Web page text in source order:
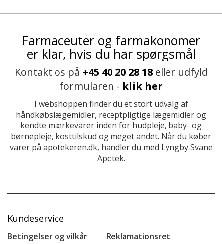
Farmaceuter og farmakonomer
er klar, hvis du har spørgsmål
Kontakt os på +45 40 20 28 18eller udfyld
formularen - klik her
I webshoppen finder du et stort udvalg af
håndkøbslægemidler, receptpligtige lægemidler og
kendte mærkevarer inden for hudpleje, baby- og
børnepleje, kosttilskud og meget andet. Når du køber
varer på apotekeren.dk, handler du med Lyngby Svane
Apotek.
Kundeservice
Betingelser og vilkår
Reklamationsret